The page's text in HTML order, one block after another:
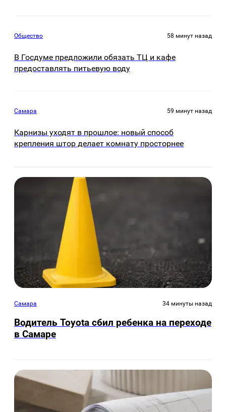
Общество 58 минут назад
В Госдуме предложили обязать ТЦ и кафе
предоставлять питьевую воду
Самара 59 минут назад
Карнизы уходят в прошлое: новый способ
крепления штор делает комнату просторнее
Самара 34 минуты назад
Водитель Toyota сбил ребенка на переходе
в Самаре